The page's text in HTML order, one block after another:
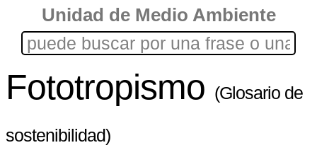
Unidad de Medio Ambiente
Fototropismo (Glosario de
sostenibilidad)